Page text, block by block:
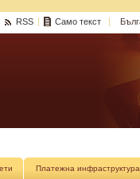
RSS Само текст
Платежна инфраструктура